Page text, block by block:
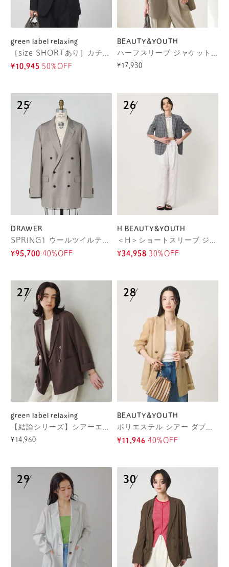
green label relaxing
［size SHORTあり］カチリラ シングル テーラード ジャケット ウォッシャブル ストレッチ
¥10,945 50%OFF
BEAUTY&YOUTH
ハーフスリーブ ジャケット 吸水速乾 防シワ ウォッシャブル
¥17,930
DRAWER
SPRING1 ウールツイルテーラードジャケット
¥95,700 40%OFF
H BEAUTY&YOUTH
＜H＞ショートスリーブ ジャケット
¥34,958 30%OFF
green label relaxing
【結論シリーズ】シアーエアジャケット マシンウォッシャブル 接触冷感 通気性
¥14,960
BEAUTY&YOUTH
ポリエステル シアー ダブルジャケット ウォッシャブル
¥11,946 40%OFF